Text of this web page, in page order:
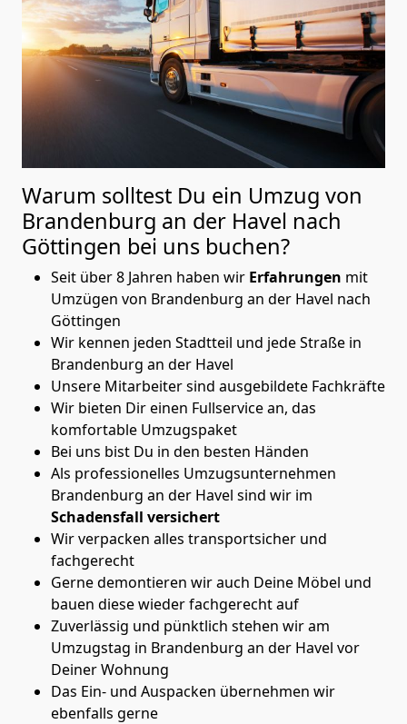
Warum solltest Du ein Umzug von
Brandenburg an der Havel nach
Göttingen bei uns buchen?
Seit über 8 Jahren haben wir Erfahrungen mit
Umzügen von Brandenburg an der Havel nach
Göttingen
Wir kennen jeden Stadtteil und jede Straße in
Brandenburg an der Havel
Unsere Mitarbeiter sind ausgebildete Fachkräfte
Wir bieten Dir einen Fullservice an, das
komfortable Umzugspaket
Bei uns bist Du in den besten Händen
Als professionelles Umzugsunternehmen
Brandenburg an der Havel sind wir im
Schadensfall versichert
Wir verpacken alles transportsicher und
fachgerecht
Gerne demontieren wir auch Deine Möbel und
bauen diese wieder fachgerecht auf
Zuverlässig und pünktlich stehen wir am
Umzugstag in Brandenburg an der Havel vor
Deiner Wohnung
Das Ein- und Auspacken übernehmen wir
ebenfalls gerne